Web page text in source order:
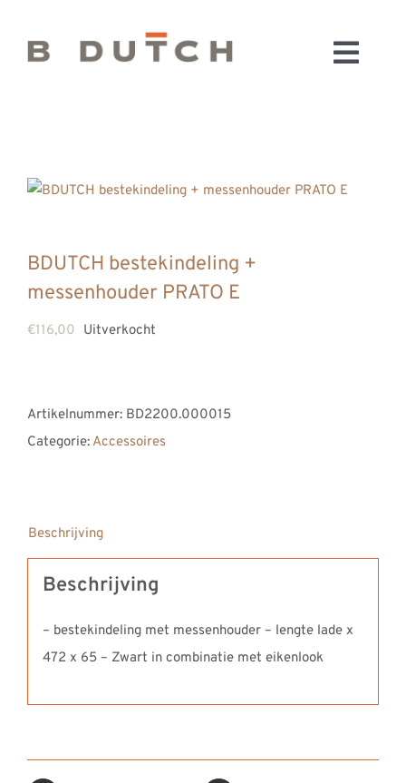
inhoud
KEUKENS
BDUTCH bestekindeling +
messenhouder PRATO E
€116,00 Uitverkocht
Artikelnummer: BD2200.000015
Categorie: Accessoires
Beschrijving
Beschrijving
– bestekindeling met messenhouder – lengte lade x
472 x 65 – Zwart in combinatie met eikenlook